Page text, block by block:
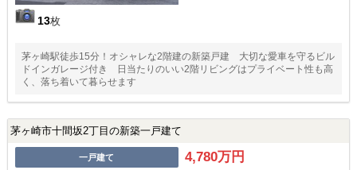
13枚
茅ヶ崎駅徒歩15分！オシャレな2階建の新築戸建 大切な愛車を守るビル
ドインガレージ付き 日当たりのいい2階リビングはプライベート性も高
く、落ち着いて暮らせます
茅ヶ崎市十間坂2丁目の新築一戸建て
一戸建て 4,780万円